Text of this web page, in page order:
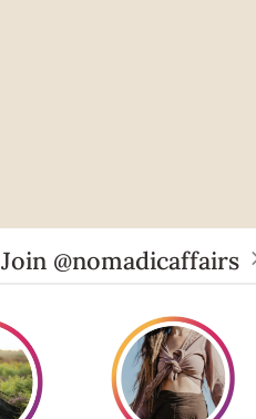
Join @nomadicaffairs